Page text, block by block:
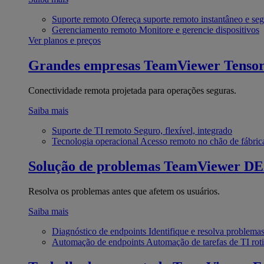
Suporte remoto Ofereça suporte remoto instantâneo e
Gerenciamento remoto Monitore e gerencie dispositivos
Ver planos e preços
Grandes empresas TeamViewer Tensor
Conectividade remota projetada para operações seguras.
Saiba mais
Suporte de TI remoto Seguro, flexível, integrado
Tecnologia operacional Acesso remoto no chão de
Solução de problemas TeamViewer
Resolva os problemas antes que afetem os usuários.
Saiba mais
Diagnóstico de endpoints Identifique e resolva problemas
Automação de endpoints Automação de tarefas de TI